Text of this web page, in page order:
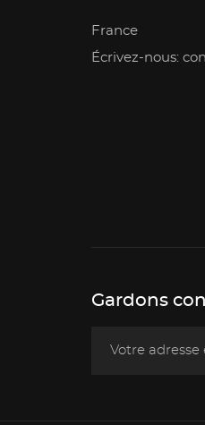
France
Écrivez-nous:
Gardons